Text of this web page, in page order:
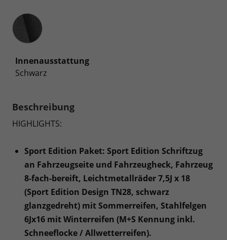
Innenausstattung
Innenausstattung
Schwarz
Beschreibung
HIGHLIGHTS:
Sport Edition Paket: Sport Edition Schriftzug
an Fahrzeugseite und Fahrzeugheck, Fahrzeug
8-fach-bereift, Leichtmetallräder 7,5J x 18
(Sport Edition Design TN28, schwarz
glanzgedreht) mit Sommerreifen, Stahlfelgen
6Jx16 mit Winterreifen (M+S Kennung inkl.
Schneeflocke / Allwetterreifen).